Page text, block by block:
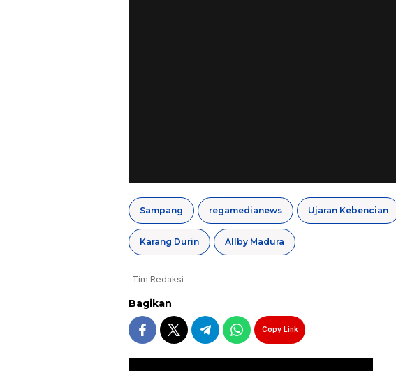
Sampang regamedianews Ujaran Kebencian
Karang Durin Allby Madura
Tim Redaksi
Bagikan
Copy Link